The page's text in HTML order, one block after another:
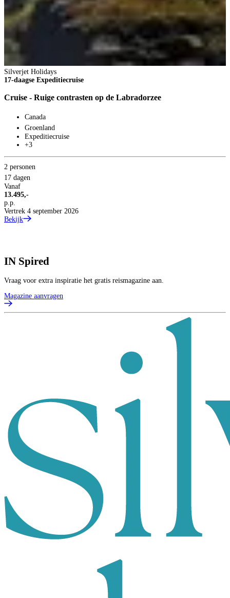
Silverjet Holidays
17-daagse Expeditiecruise
Cruise - Ruige contrasten op de Labradorzee
Canada
Groenland
Expeditiecruise
+3
2 personen
17 dagen
Vanaf
13.495,-
p.p.
Vertrek 4 september 2026
Bekijk
IN Spired
Vraag voor extra inspiratie het gratis reismagazine aan.
Magazine aanvragen